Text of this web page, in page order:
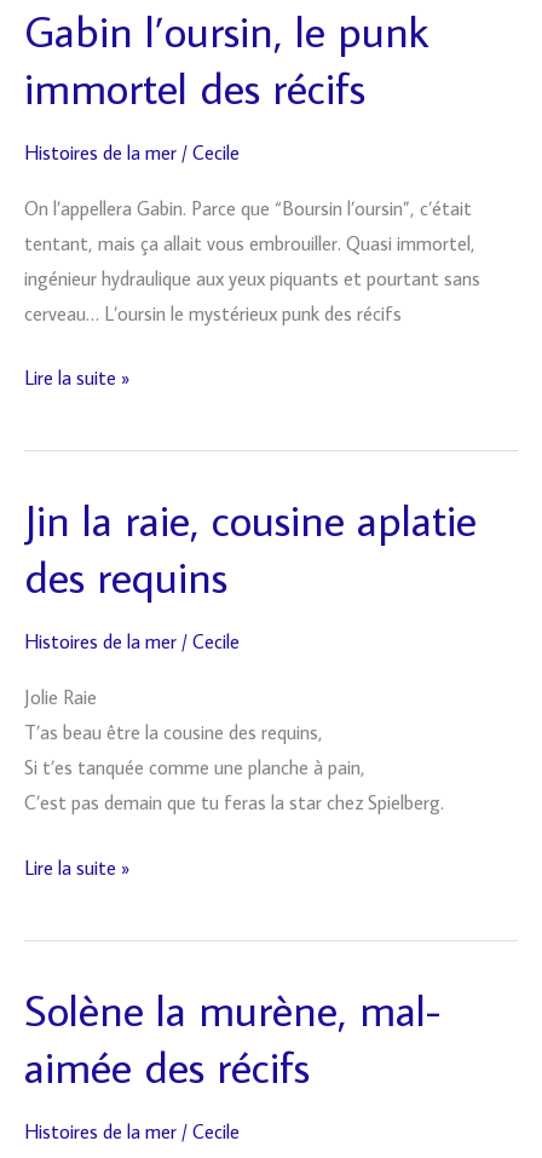
Gabin l’oursin, le punk
immortel des récifs
Histoires de la mer /Cecile
On l’appellera Gabin. Parce que “Boursin l’oursin”, c’était
tentant, mais ça allait vous embrouiller. Quasi immortel,
ingénieur hydraulique aux yeux piquants et pourtant sans
cerveau… L’oursin le mystérieux punk des récifs
Gabin
l’oursin,
le
immortel
Lire la suite »
Jin la raie, cousine aplatie
des requins
Histoires de la mer /Cecile
Jolie Raie
T’as beau être la cousine des requins,
Si t’es tanquée comme une planche à pain,
C’est pas demain que tu feras la star chez Spielberg.
Jin
la
raie,
aplatie
des
requins
Lire la suite »
Solène la murène, mal-
aimée des récifs
Histoires de la mer /Cecile
Solène
la
murène,
aimée